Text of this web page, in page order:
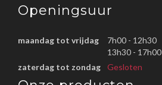
Openingsuur
maandag tot vrijdag
7h00 - 12h30
13h30 - 17h00
zaterdag tot zondag
Gesloten